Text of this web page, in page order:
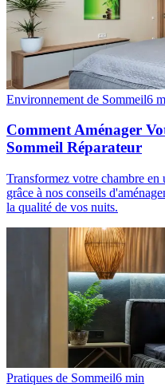
Environnement de Sommeil6
Comment Aménager
Sommeil Réparateur
Transformez votre chambre
grâce à nos conseils
la qualité de vos nuits.
Pratiques de Sommeil6 min